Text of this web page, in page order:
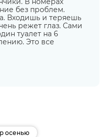
без проблем.
Входишь и теряешь
режет глаз. Сами
туалет на 6
Это все
осенью